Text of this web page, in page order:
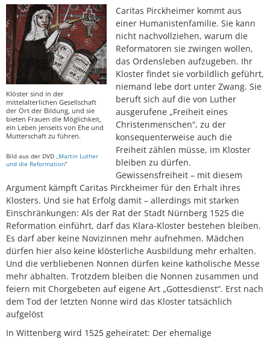
Klöster sind in der
mittelalterlichen Gesellschaft
der Ort der Bildung, und sie
bieten Frauen die Möglichkeit,
ein Leben jenseits von Ehe und
Mutterschaft zu führen.
Bild aus der DVD „Martin Luther
und die Reformation“
Caritas Pirckheimer kommt aus
einer Humanistenfamilie. Sie kann
nicht nachvollziehen, warum die
Reformatoren sie zwingen wollen,
das Ordensleben aufzugeben. Ihr
Kloster findet sie vorbildlich geführt,
niemand lebe dort unter Zwang. Sie
beruft sich auf die von Luther
ausgerufene „Freiheit eines
Christenmenschen“, zu der
konsequenterweise auch die
Freiheit zählen müsse, im Kloster
bleiben zu dürfen.
Gewissensfreiheit – mit diesem
Argument kämpft Caritas Pirckheimer für den Erhalt ihres
Klosters. Und sie hat Erfolg damit – allerdings mit starken
Einschränkungen: Als der Rat der Stadt Nürnberg 1525 die
Reformation einführt, darf das Klara-Kloster bestehen bleiben.
Es darf aber keine Novizinnen mehr aufnehmen. Mädchen
dürfen hier also keine klösterliche Ausbildung mehr erhalten.
Und die verbliebenen Nonnen dürfen keine katholische Messe
mehr abhalten. Trotzdem bleiben die Nonnen zusammen und
feiern mit Chorgebeten auf eigene Art „Gottesdienst“. Erst nach
dem Tod der letzten Nonne wird das Kloster tatsächlich
aufgelöst
In Wittenberg wird 1525 geheiratet: Der ehemalige